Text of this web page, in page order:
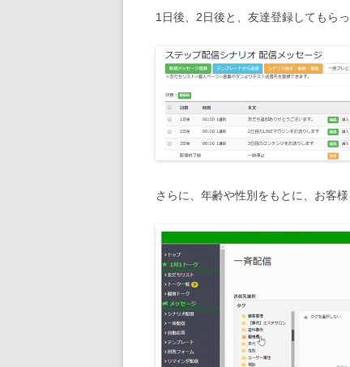
1日後、2日後と、友達登録してもら
さらに、年齢や性別をもとに、お客